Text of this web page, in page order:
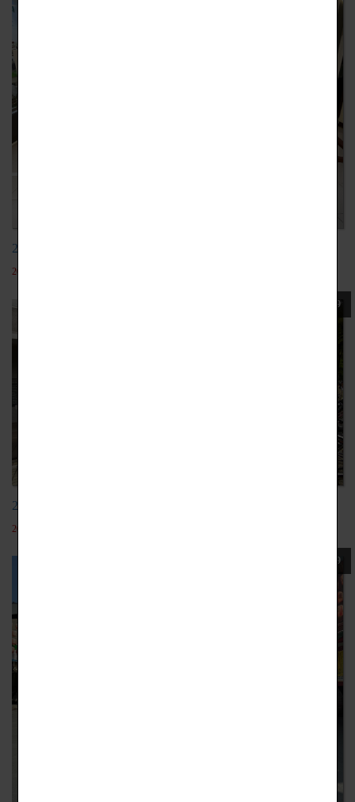
20220105設計展成果展
2022-05-19
109
20201029府中動畫館
2022-05-19
109